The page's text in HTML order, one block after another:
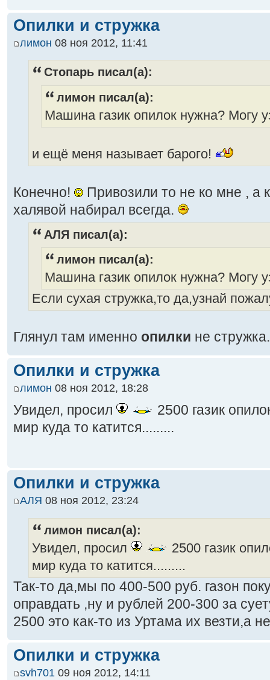
Опилки и стружка
лимон 08 ноя 2012, 11:41
Стопарь писал(а):
лимон писал(а):
Машина газик опилок нужна? Могу
и ещё меня называет барого!
Конечно!
Привозили то не ко мне , а
халявой набирал всегда.
АЛЯ писал(а):
лимон писал(а):
Машина газик опилок нужна? Могу
Если сухая стружка,то да,узнай
Глянул там именно опилки не
Опилки и стружка
лимон 08 ноя 2012, 18:28
Увидел, просил
2500 газик
мир куда то катится.........
Опилки и стружка
АЛЯ 08 ноя 2012, 23:24
лимон писал(а):
Увидел, просил
2500 газик
мир куда то катится.........
Так-то да,мы по 400-500 руб. газон
оправдать ,ну и рублей 200-300 за
2500 это как-то из Уртама их везти,а
Опилки и стружка
svh701 09 ноя 2012, 14:11